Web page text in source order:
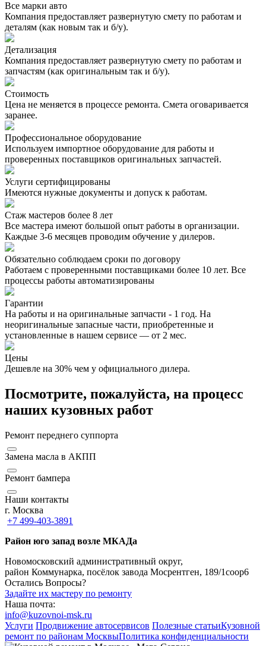
Все марки авто
Компания предоставляет развернутую смету по работам и
деталям (как новым так и б/у).
Детализация
Компания предоставляет развернутую смету по работам и
запчастям (как оригинальным так и б/у).
Стоимость
Цена не меняется в процессе ремонта. Смета оговаривается
заранее.
Профессиональное оборудование
Используем импортное оборудование для работы и
проверенных поставщиков оригинальных запчастей.
Услуги сертифицированы
Имеются нужные документы и допуск к работам.
Стаж мастеров более 8 лет
Все мастера имеют большой опыт работы в организации.
Каждые 3-6 месяцев проводим обучение у дилеров.
Обязательно соблюдаем сроки по договору
Работаем с проверенными поставщиками более 10 лет. Все
процессы работы автоматизированы
Гарантии
На работы и на оригинальные запчасти - 1 год. На
неоригинальные запасные части, приобретенные и
установленные в нашем сервисе — от 2 мес.
Цены
Дешевле на 30% чем у официального дилера.
Посмотрите, пожалуйста, на процесс
наших кузовных работ
Ремонт переднего суппорта
Замена масла в АКПП
Ремонт бампера
Наши контакты
г. Москва
+7 499-403-3891
Район юго запад возле МКАДа
Новомосковский административный округ,
район Коммунарка, посёлок завода Мосрентген, 189/1соор6
Остались Вопросы?
Задайте их мастеру по ремонту
Наша почта:
info@kuzovnoi-msk.ru
Услуги Продвижение автосервисов Полезные статьиКузовной
ремонт по районам МосквыПолитика конфиденциальности